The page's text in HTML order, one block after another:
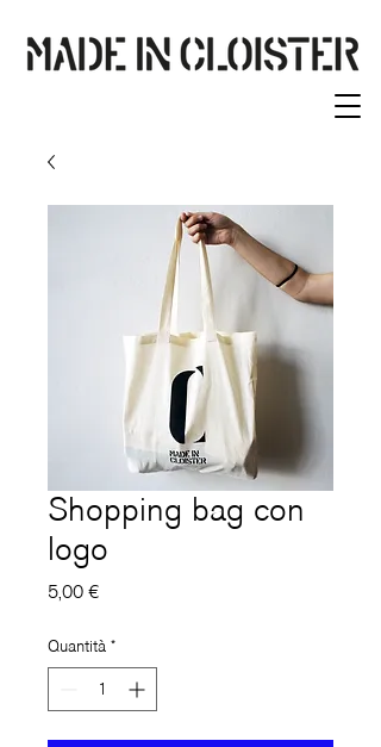
Shopping bag con
logo
5,00 €Prezzo
Quantità *